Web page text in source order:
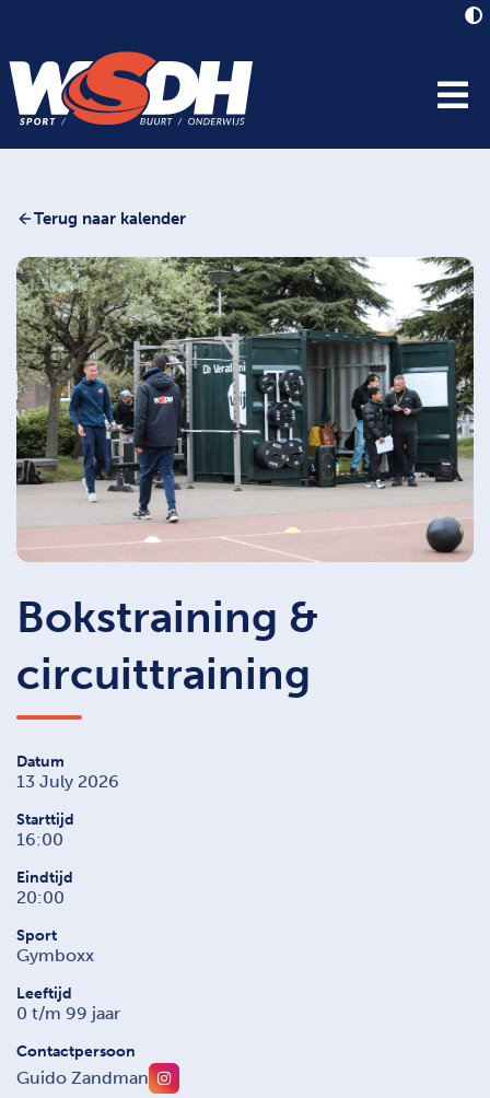
Terug naar kalender
Bokstraining &
circuittraining
Datum
13 July 2026
Starttijd
16:00
Eindtijd
20:00
Sport
Gymboxx
Leeftijd
0 t/m 99 jaar
Contactpersoon
Guido Zandman